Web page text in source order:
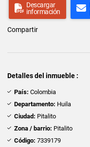
Descargar
información
Compartir
Detalles del inmueble :
País: Colombia
Departamento: Huila
Ciudad: Pitalito
Zona / barrio: Pitalito
Código: 7339179